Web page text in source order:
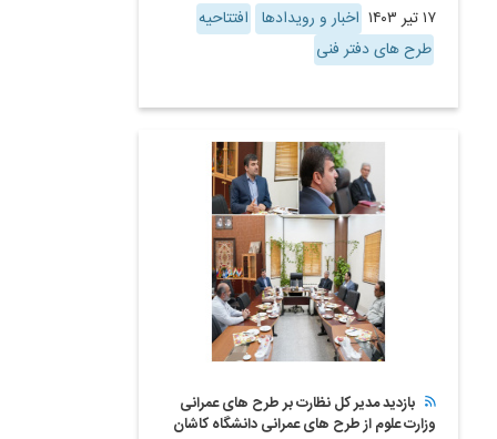
۱۷ تیر ۱۴۰۳ اخبار و رویدادها افتتاحیه
طرح های دفتر فنی
بازدید مدیر کل نظارت بر طرح های عمرانی
وزارت علوم از طرح های عمرانی دانشگاه کاشان